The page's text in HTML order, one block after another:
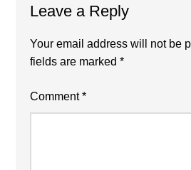
Interactions
Leave a Reply
Your email address will not be
fields are marked*
Comment*